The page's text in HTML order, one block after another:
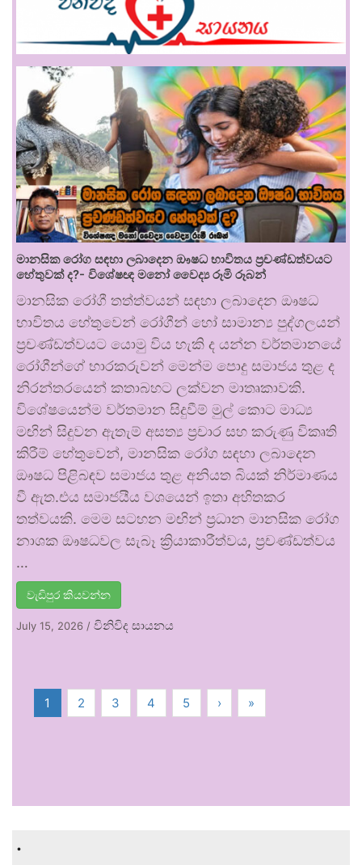
මානසික රෝග සඳහා ලබාදෙන ඖෂධ භාවිතය ප්‍රචණ්ඩත්වයට
හේතුවක් ද?- විශේෂඥ මනෝ වෛද්‍ය රූමි රූබන්
මානසික රෝගී තත්ත්වයන් සඳහා ලබාදෙන ඖෂධ
භාවිතය හේතුවෙන් රෝගීන් හෝ සාමාන්‍ය පුද්ගලයන්
ප්‍රචණ්ඩත්වයට යොමු විය හැකි ද යන්න වර්තමානයේ
රෝගීන්ගේ භාරකරුවන් මෙන්ම පොදු සමාජය තුළ ද
නිරන්තරයෙන් කතාබහට ලක්වන මාතෘකාවකි.
විශේෂයෙන්ම වර්තමාන සිදුවීම් මුල් කොට මාධ්‍ය
මඟින් සිදුවන ඇතැම් අසත්‍ය ප්‍රචාර සහ කරුණු විකෘති
කිරීම් හේතුවෙන්, මානසික රෝග සඳහා ලබාදෙන
ඖෂධ පිළිබඳව සමාජය තුළ අනියත බියක් නිර්මාණය
වී ඇත.එය සමාජයීය වශයෙන් ඉතා අහිතකර
තත්වයකි. මෙම සටහන මඟින් ප්‍රධාන මානසික රෝග
නාශක ඖෂධවල සැබෑ ක්‍රියාකාරීත්වය, ප්‍රචණ්ඩත්වය
…
වැඩිපුර කියවන්න
July 15, 2026 / විනිවිද සායනය
1 2 3 4 5 › »
.